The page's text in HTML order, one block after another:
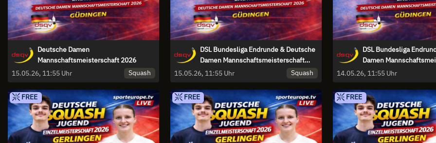
Deutsche Damen
Mannschaftsmeisterschaft 2026
15.05.26, 11:55 Uhr
Squash
DSL Bundesliga Endrunde & Deutsche
Damen Mannschaftsmeisterschaft
2026
15.05.26, 11:55 Uhr Squash
DSL Bundesliga
Damen
2026
14.05.26, 11:55 Uhr
FREE FREE FREE